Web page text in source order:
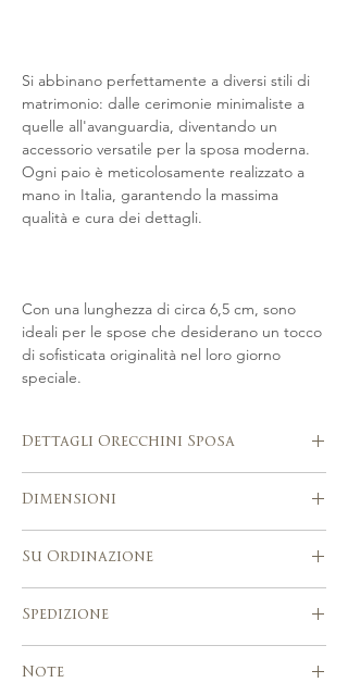
Si abbinano perfettamente a diversi stili di
matrimonio: dalle cerimonie minimaliste a
quelle all'avanguardia, diventando un
accessorio versatile per la sposa moderna.
Ogni paio è meticolosamente realizzato a
mano in Italia, garantendo la massima
qualità e cura dei dettagli.
Con una lunghezza di circa 6,5 cm, sono
ideali per le spose che desiderano un tocco
di sofisticata originalità nel loro giorno
speciale.
Dettagli Orecchini Sposa
Creato artigianalmente in tonalità oro o
argento, rifinito a mano con perle
Swarovski e perle Barocche
Lavorato a mano utilizzando strumenti
e tecniche tradizionali di modisteria
Dimensioni
Su Ordinazione
dopo l'acquisto per la realizzazione
dell'articolo.
personalizzazione dell'ordine possibile.
Spedizione
numero di tracciamento
Note